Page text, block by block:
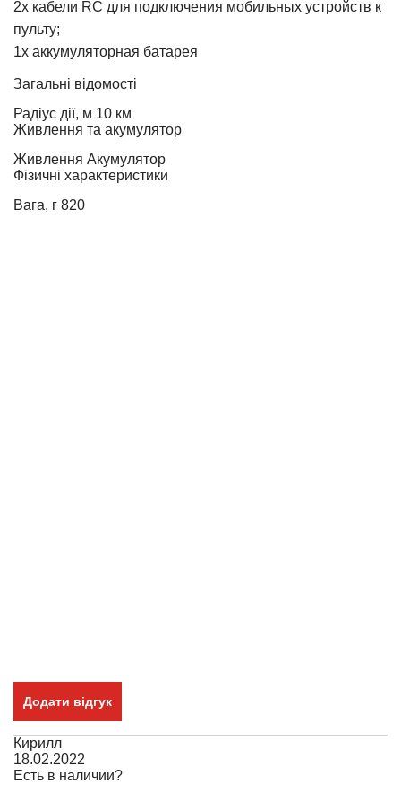
2х кабели RC для подключения мобильных устройств к
пульту;
1х аккумуляторная батарея
Загальні відомості
Радіус дії, м 10 км
Живлення та акумулятор
Живлення Акумулятор
Фізичні характеристики
Вага, г 820
Додати відгук
Кирилл
18.02.2022
Есть в наличии?